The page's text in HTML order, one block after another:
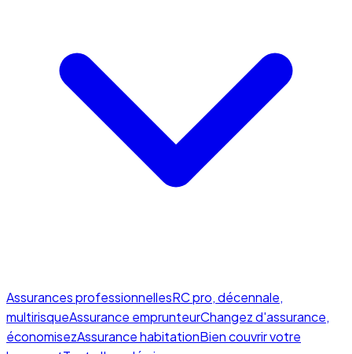
Assurances professionnellesRC pro, décennale,
multirisqueAssurance emprunteurChangez d'assurance,
économisezAssurance habitationBien couvrir votre